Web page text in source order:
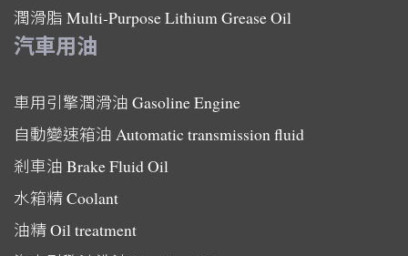
潤滑脂 Multi-Purpose Lithium Grease Oil
汽車用油
車用引擎潤滑油 Gasoline Engine
自動變速箱油 Automatic transmission fluid
剎車油 Brake Fluid Oil
水箱精Coolant
油精Oil treatment